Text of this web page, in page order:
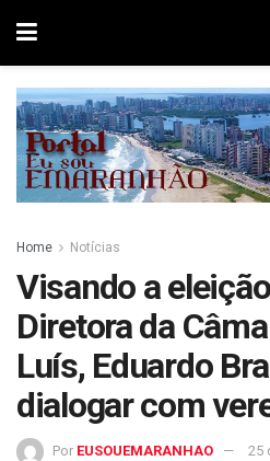
Home Notícias
Visando a
Diretora da
Luís, Eduardo
dialogar com
Por EUSOUEMARANHAO 25